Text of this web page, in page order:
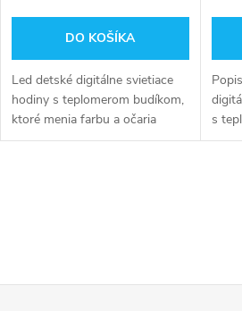
DO KOŠÍKA
Led detské digitálne svietiace
hodiny s teplomerom budíkom,
ktoré menia farbu a očaria
všetky detské oči.
s